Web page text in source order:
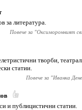
за литература.
Повече за "Оксиморонният
творби,
статии.
Повече за "Иванка
и публицистични статии.